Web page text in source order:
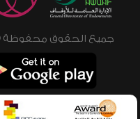
جميع الحقوق محفوظة © 2026 - 1998 لشبكة إسلام